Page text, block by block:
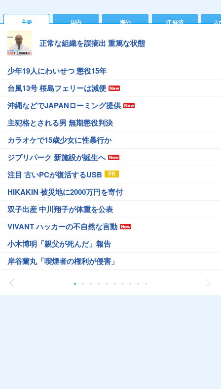
主要 国内 海外 IT 経済 ス
正常な組織を誤摘出 重篤な状態
少年19人にわいせつ 懲役15年
台風13号 桜島フェリーは減便
沖縄などでJAPANローミング提供
主犯格とされる男 無期懲役判決
カラオケで15歳少女に性暴行か
ジブリパーク 新施設が誕生へ
注目 古いPCが復活するUSB
HIKAKIN 被災地に2000万円を寄付
双子出産 中川翔子が体重を公表
VIVANT ハッカーの不自然な言動
小木博明「親父が死んだ」報告
岸谷蘭丸「喫煙者の権利が侵害」